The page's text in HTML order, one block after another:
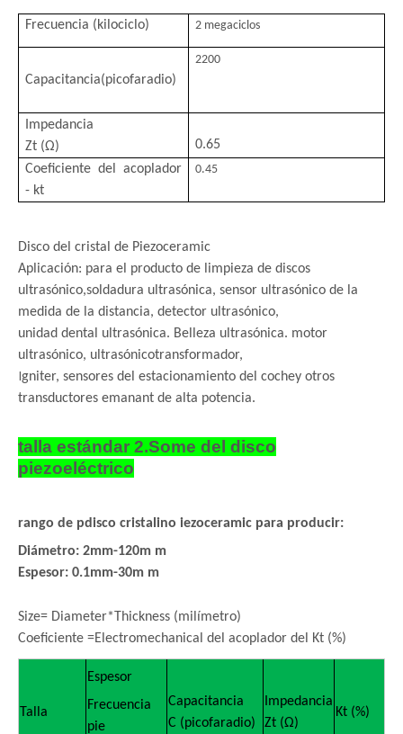
Frecuencia (kilociclo) 2 megaciclos
Capacitancia(picofaradio)
2200
Impedancia
Zt (Ω)
0.65
Coeficiente del acoplador
- kt
0.45
Disco del cristal de Piezoceramic
Aplicación: para el producto de limpieza de discos
ultrasónico,soldadura ultrasónica, sensor ultrasónico de la
medida de la distancia, detector ultrasónico,
unidad dental ultrasónica. Belleza ultrasónica. motor
ultrasónico, ultrasónicotransformador,
Igniter, sensores del estacionamiento del cochey otros
transductores emanant de alta potencia.
talla estándar 2.Some del disco
piezoeléctrico
rango de pdisco cristalino iezoceramic para producir:
Diámetro: 2mm-120m m
Espesor: 0.1mm-30m m
Size= Diameter*Thickness (milímetro)
Coeficiente =Electromechanical del acoplador del Kt (%)
Talla
Espesor
Frecuencia
pie
Capacitancia
C (picofaradio)
Impedancia
Zt (Ω)
Kt (%)